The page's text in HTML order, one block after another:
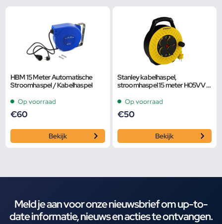
HBM 15 Meter Automatische
Stroomhaspel / Kabelhaspel
Op voorraad
€60
Bekijk
Stanley kabelhaspel,
stroomhaspel 15 meter H05VV –
Op voorraad
€50
Bekijk
Meld je aan voor onze nieuwsbrief om up-to-
date informatie, nieuws en acties te ontvangen.